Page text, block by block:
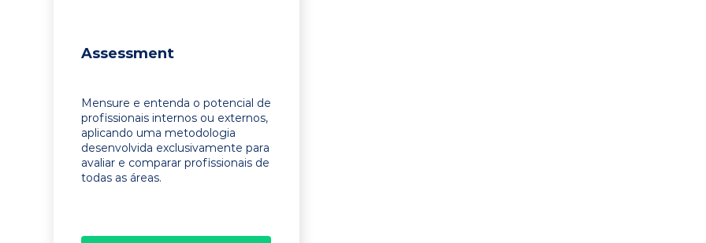
Assessment
Mensure e entenda o potencial de
profissionais internos ou externos,
aplicando uma metodologia
desenvolvida exclusivamente para
avaliar e comparar profissionais de
todas as áreas.